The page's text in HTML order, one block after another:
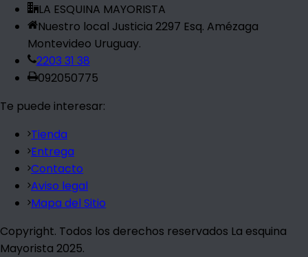
LA ESQUINA MAYORISTA
Nuestro local Justicia 2297 Esq. Amézaga
Montevideo Uruguay.
2203 31 38
092050775
Te puede interesar:
Tienda
Entrega
Contacto
Aviso legal
Mapa del Sitio
Copyright. Todos los derechos reservados La esquina
Mayorista 2025.